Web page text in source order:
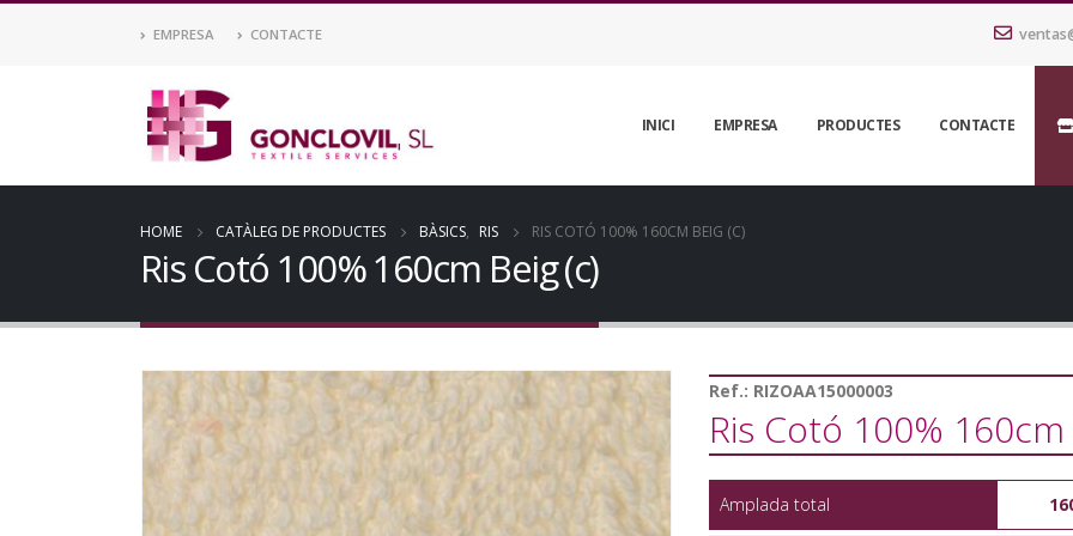
EMPRESA CONTACTE
INICI EMPRESA PRODUCTES CONTACTE
HOME CATÀLEG DE PRODUCTES BÀSICS, RIS RIS COTÓ 100% 160CM BEIG (C)
Ris Cotó 100% 160cm Beig (c)
Ref.: RIZOAA15000003
Ris Cotó 100% 160cm
Amplada total